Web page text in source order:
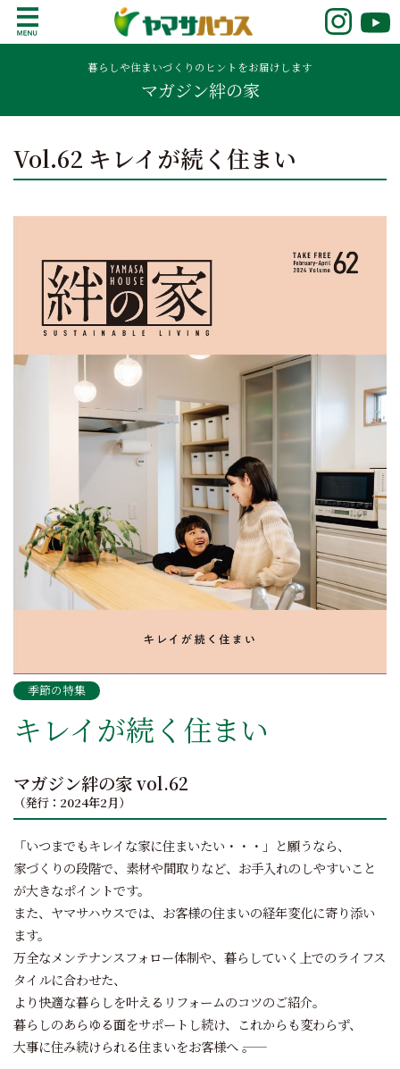
o
鹿児島で注文住宅ならヤマサハウス
新築の注文住宅や建売モデルハウスをお探し
の方はこちら。鹿児島県内で11年連続ナンバ
ーワンの実績を誇る、絆の家でおなじみの
ヤマサハウス。展示場情報や家づくりのこだ
暮らしや住まいづくりのヒントをお届けします
マガジン絆の家
Vol.62 キレイが続く住まい
季節の特集
キレイが続く住まい
マガジン絆の家 vol.62
（発行：2024年2月）
「いつまでもキレイな家に住まいたい・・・」と願うなら、
家づくりの段階で、素材や間取りなど、お手入れのしやすいこと
が大きなポイントです。
また、ヤマサハウスでは、お客様の住まいの経年変化に寄り添い
ます。
万全なメンテナンスフォロー体制や、暮らしていく上でのライフス
タイルに合わせた、
より快適な暮らしを叶えるリフォームのコツのご紹介。
暮らしのあらゆる面をサポートし続け、これからも変わらず、
大事に住み続けられる住まいをお客様へ ――。